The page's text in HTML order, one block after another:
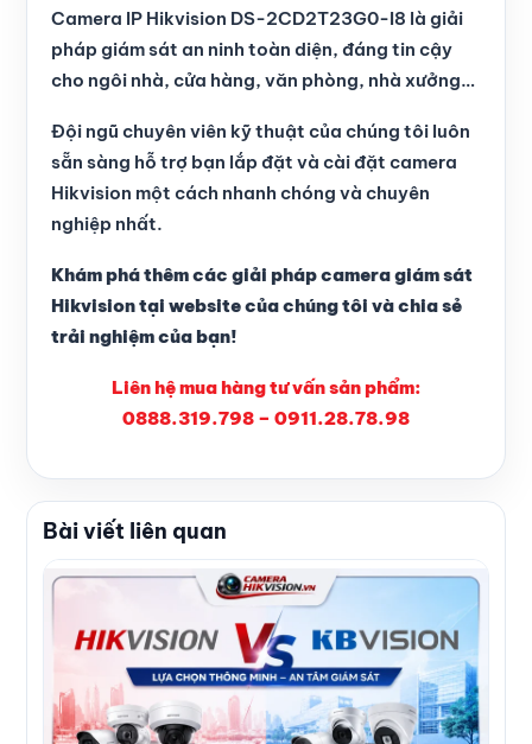
Camera IP Hikvision DS-2CD2T23G0-I8 là giải
pháp giám sát an ninh toàn diện, đáng tin cậy
cho ngôi nhà, cửa hàng, văn phòng, nhà xưởng…
Đội ngũ chuyên viên kỹ thuật của chúng tôi luôn
sẵn sàng hỗ trợ bạn lắp đặt và cài đặt camera
Hikvision một cách nhanh chóng và chuyên
nghiệp nhất.
Khám phá thêm các giải pháp camera giám sát
Hikvision tại website của chúng tôi và chia sẻ
trải nghiệm của bạn!
Liên hệ mua hàng tư vấn sản phẩm:
0888.319.798 – 0911.28.78.98
Bài viết liên quan